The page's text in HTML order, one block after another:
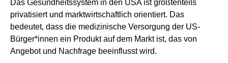
Das Gesundheitssystem in den USA ist größtenteils
privatisiert und marktwirtschaftlich orientiert. Das
bedeutet, dass die medizinische Versorgung der US-
Bürger*innen ein Produkt auf dem Markt ist, das von
Angebot und Nachfrage beeinflusst wird.